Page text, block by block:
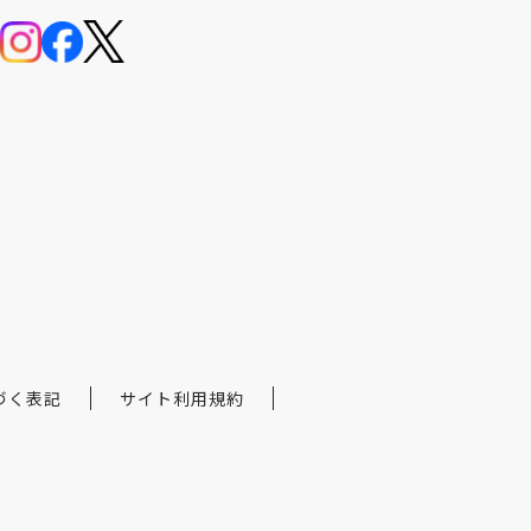
く表記 サイト利用規約